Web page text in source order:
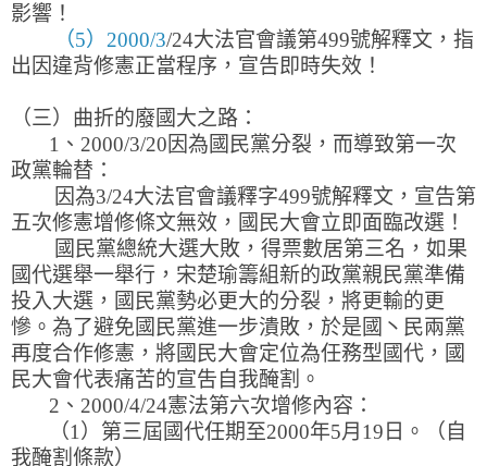
影響！
（5）2000/3/24大法官會議第499號解釋文，指
出因違背修憲正當程序，宣告即時失效！
（三）曲折的廢國大之路：
1、2000/3/20因為國民黨分裂，而導致第一次
政黨輪替：
因為3/24大法官會議釋字499號解釋文，宣告第
五次修憲增修條文無效，國民大會立即面臨改選！
國民黨總統大選大敗，得票數居第三名，如果
國代選舉一舉行，宋楚瑜籌組新的政黨親民黨準備
投入大選，國民黨勢必更大的分裂，將更輸的更
慘。為了避免國民黨進一步潰敗，於是國丶民兩黨
再度合作修憲，將國民大會定位為任務型國代，國
民大會代表痛苦的宣吿自我醃割。
2、2000/4/24憲法第六次增修內容：
（1）第三屆國代任期至2000年5月19日。（自
我醃割條款）